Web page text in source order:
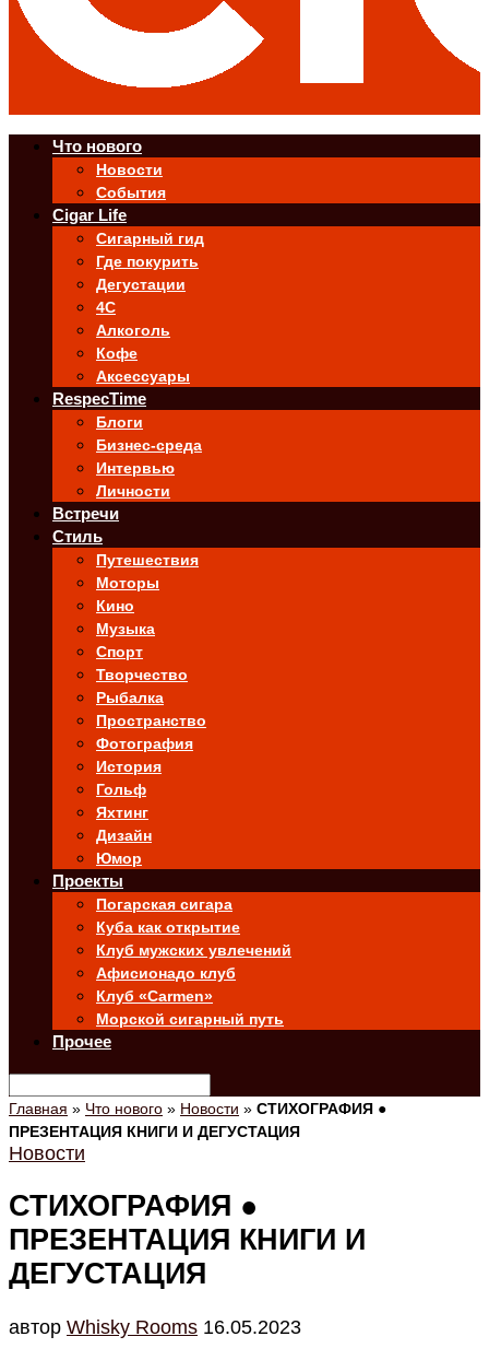
Что нового
Новости
События
Cigar Life
Сигарный гид
Где покурить
Дегустации
4C
Алкоголь
Кофе
Аксессуары
RespecTime
Блоги
Бизнес-среда
Интервью
Личности
Встречи
Стиль
Путешествия
Моторы
Кино
Музыка
Спорт
Творчество
Рыбалка
Пространство
Фотография
История
Гольф
Яхтинг
Дизайн
Юмор
Проекты
Погарская сигара
Куба как открытие
Клуб мужских увлечений
Афисионадо клуб
Клуб «Carmen»
Морской сигарный путь
Прочее
Главная » Что нового » Новости » СТИХОГРАФИЯ ●
ПРЕЗЕНТАЦИЯ КНИГИ И ДЕГУСТАЦИЯ
Новости
СТИХОГРАФИЯ ●
ПРЕЗЕНТАЦИЯ КНИГИ И
ДЕГУСТАЦИЯ
автор Whisky Rooms 16.05.2023